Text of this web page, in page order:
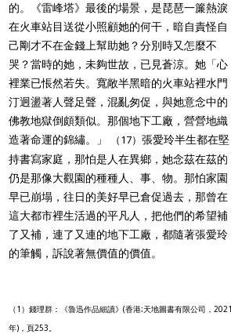
的。《雷峰塔》最後的場景，是琵琶一簾熱淚
在火車站目送從小照顧她的何干，暗自責怪自
己剛才不在金錢上幫助她？分別時又怎麼不
哭？當時的她，未夠世故，已見蒼涼。她「心
裡業已悵然若失。寬敞半黑暗的火車站裡水門
汀迥盪著人聲足聲，混亂匆促，與她意念中的
佛教地獄倒頗類似。那個地下工廠，營營地織
造著命運的錦繡。」
（17）張愛玲半生都在堅
持書寫家庭，那怕是人在異鄉，她念茲在茲的
仍是那像大觀園的種種人、事、物。那怕家園
早已崩塌，往日的美好早已倉促過去，那曾在
這大都市裡生活過的平凡人，把他們的希望補
了又補，連了又連的地下工廠，都隨著張愛玲
的筆觸，訴說著無價值的價值。
（1）錢理群：《魯迅作品細讀》(香港:天地圖書有限公司，2021
年)，頁253。